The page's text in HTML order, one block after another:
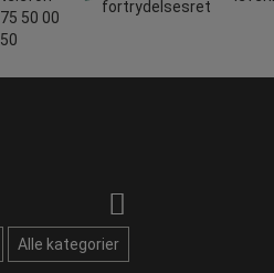
75 50 00
50
fortrydelsesret
Alle kategorier